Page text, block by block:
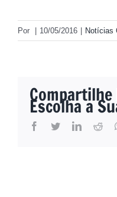
Por 10/05/2016 Notícias
Escolha a
facebook
twitterlinkedin